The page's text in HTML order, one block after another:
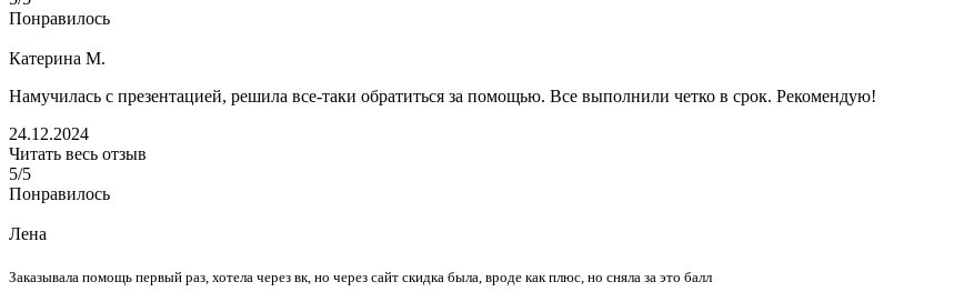
Понравилось
Катерина М.
Намучилась с презентацией, решила все-таки обратиться за помощью. Все выполнили четко в срок. Рекомендую!
24.12.2024
Читать весь отзыв
5/5
Понравилось
Лена
Заказывала помощь первый раз, хотела через вк, но через сайт скидка была, вроде как плюс, но сняла за это балл